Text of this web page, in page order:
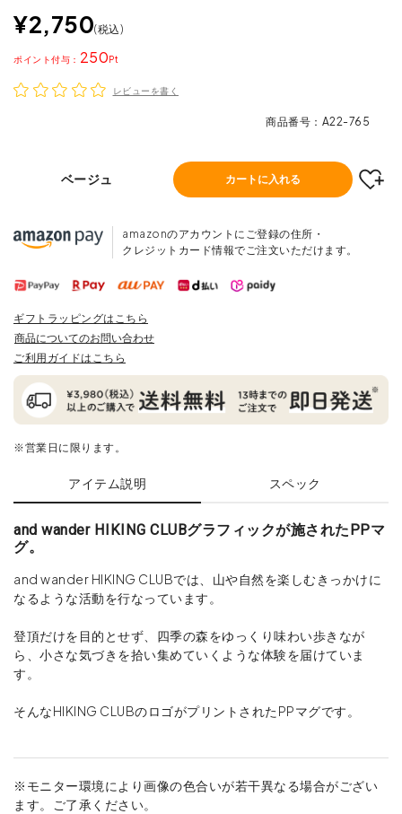
¥2,750 税込
250
ポイント
レビューを書く
商品番号 A22-765
ベージュ カートに入れる
amazonのアカウントにご登録の住所・
クレジットカード情報でご注文いただけます。
ギフトラッピングはこちら
商品についてのお問い合わせ
ご利用ガイドはこちら
※営業日に限ります。
アイテム説明 スペック
and wander HIKING CLUBグラフィックが施されたPPマ
グ。
and wander HIKING CLUBでは、山や自然を楽しむきっかけに
なるような活動を行なっています。
登頂だけを目的とせず、四季の森をゆっくり味わい歩きなが
ら、小さな気づきを拾い集めていくような体験を届けていま
す。
そんなHIKING CLUBのロゴがプリントされたPPマグです。
※モニター環境により画像の色合いが若干異なる場合がござい
ます。ご了承ください。